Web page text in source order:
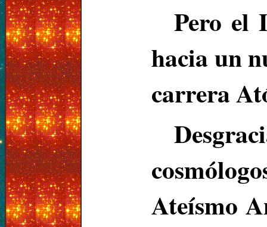
Pero el
hacia un
carrera
Ateísmo